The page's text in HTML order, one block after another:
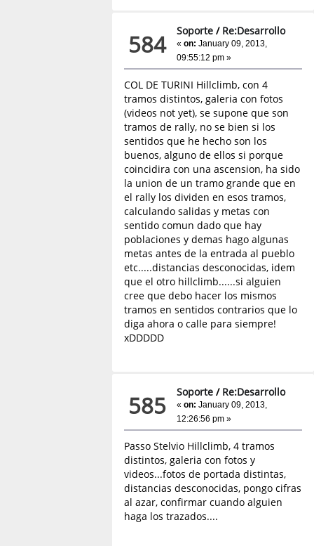
584 Soporte / Re:Desarrollo
«on: January 09, 2013,
09:55:12 pm »
COL DE TURINI Hillclimb, con 4
tramos distintos, galeria con fotos
(videos not yet), se supone que son
tramos de rally, no se bien si los
sentidos que he hecho son los
buenos, alguno de ellos si porque
coincidira con una ascension, ha sido
la union de un tramo grande que en
el rally los dividen en esos tramos,
calculando salidas y metas con
sentido comun dado que hay
poblaciones y demas hago algunas
metas antes de la entrada al pueblo
etc.....distancias desconocidas, idem
que el otro hillclimb......si alguien
cree que debo hacer los mismos
tramos en sentidos contrarios que lo
diga ahora o calle para siempre!
xDDDDD
585 Soporte / Re:Desarrollo
«on: January 09, 2013,
12:26:56 pm »
Passo Stelvio Hillclimb, 4 tramos
distintos, galeria con fotos y
videos...fotos de portada distintas,
distancias desconocidas, pongo cifras
al azar, confirmar cuando alguien
haga los trazados....